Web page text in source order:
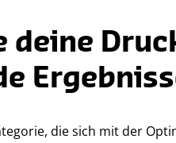
deine
die sich mit der